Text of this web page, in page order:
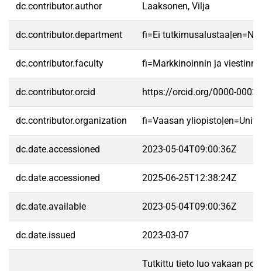
dc.contributor.author Laaksonen, Vilja
dc.contributor.department fi=Ei
dc.contributor.faculty fi=Markkinoinnin ja
dc.contributor.orcid https://orcid.org/0000-0002-
dc.contributor.organization fi=Vaasan
dc.date.accessioned 2023-05-04T09:00:36Z
dc.date.accessioned 2025-06-25T12:38:24Z
dc.date.available 2023-05-04T09:00:36Z
dc.date.issued 2023-03-07
Tutkittu tieto luo vakaan